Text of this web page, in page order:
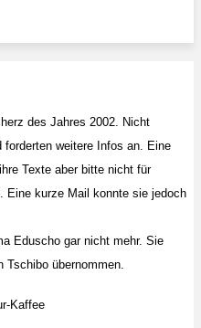
des Jahres 2002. Nicht
forderten weitere Infos an. Eine
Texte aber bitte nicht für
Eine kurze Mail konnte sie jedoch
Eduscho gar nicht mehr. Sie
Tschibo übernommen.